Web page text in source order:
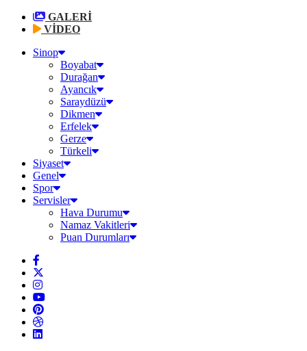
GALERİ
VİDEO
Sinop
Boyabat
Durağan
Ayancık
Saraydüzü
Dikmen
Erfelek
Gerze
Türkeli
Siyaset
Genel
Spor
Servisler
Hava Durumu
Namaz Vakitleri
Puan Durumları